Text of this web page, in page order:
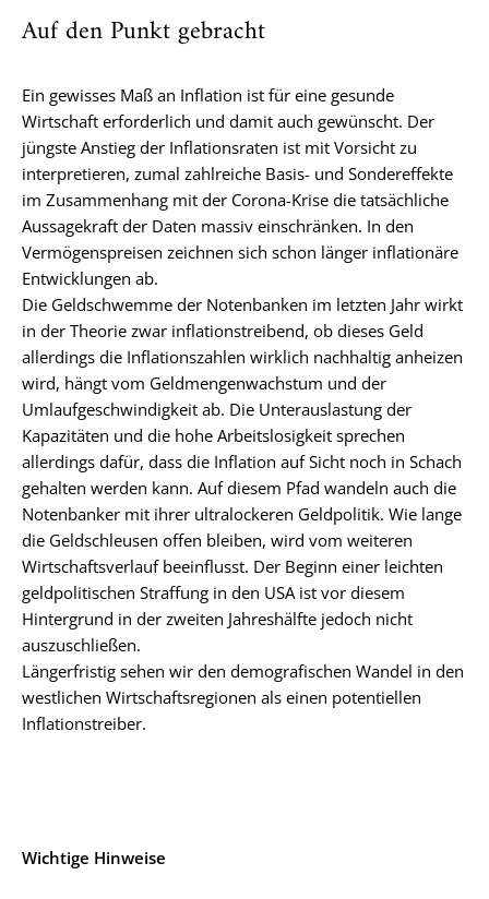
Auf den Punkt gebracht
Ein gewisses Maß an Inflation ist für eine gesunde
Wirtschaft erforderlich und damit auch gewünscht. Der
jüngste Anstieg der Inflationsraten ist mit Vorsicht zu
interpretieren, zumal zahlreiche Basis- und Sondereffekte
im Zusammenhang mit der Corona-Krise die tatsächliche
Aussagekraft der Daten massiv einschränken. In den
Vermögenspreisen zeichnen sich schon länger inflationäre
Entwicklungen ab.
Die Geldschwemme der Notenbanken im letzten Jahr wirkt
in der Theorie zwar inflationstreibend, ob dieses Geld
allerdings die Inflationszahlen wirklich nachhaltig anheizen
wird, hängt vom Geldmengenwachstum und der
Umlaufgeschwindigkeit ab. Die Unterauslastung der
Kapazitäten und die hohe Arbeitslosigkeit sprechen
allerdings dafür, dass die Inflation auf Sicht noch in Schach
gehalten werden kann. Auf diesem Pfad wandeln auch die
Notenbanker mit ihrer ultralockeren Geldpolitik. Wie lange
die Geldschleusen offen bleiben, wird vom weiteren
Wirtschaftsverlauf beeinflusst. Der Beginn einer leichten
geldpolitischen Straffung in den USA ist vor diesem
Hintergrund in der zweiten Jahreshälfte jedoch nicht
auszuschließen.
Längerfristig sehen wir den demografischen Wandel in den
westlichen Wirtschaftsregionen als einen potentiellen
Inflationstreiber.
Wichtige Hinweise